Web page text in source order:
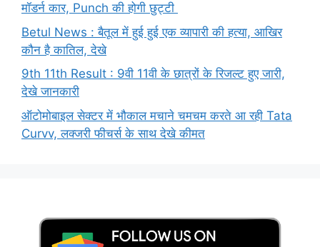
मॉडर्न कार, Punch की होगी छुट्टी
Betul News : बैतूल में हुई हुई एक व्यापारी की हत्या, आखिर
कौन है कातिल, देखे
9th 11th Result : 9वी 11वी के छात्रों के रिजल्ट हुए जारी,
देखे जानकारी
ऑटोमोबाइल सेक्टर में भौकाल मचाने चमचम करते आ रही Tata
Curvv, लक्जरी फीचर्स के साथ देखे कीमत